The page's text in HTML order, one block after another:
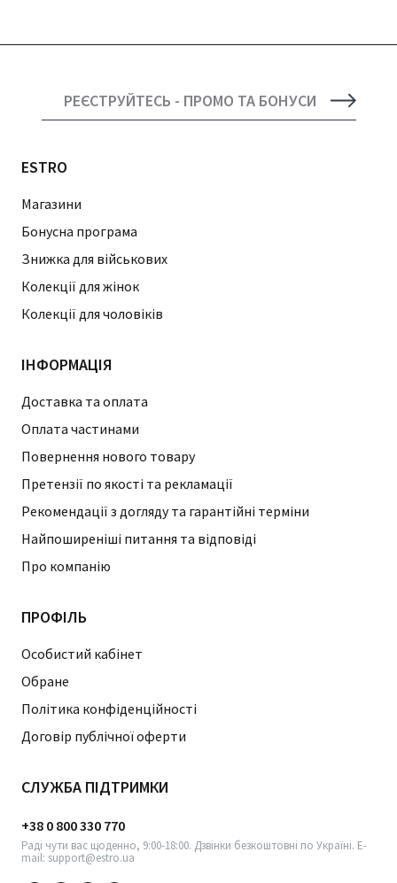
РЕЄСТРУЙТЕСЬ - ПРОМО ТА БОНУСИ
ESTRO
Магазини
Бонусна програма
Знижка для військових
Колекції для жінок
Колекції для чоловіків
ІНФОРМАЦІЯ
Доставка та оплата
Оплата частинами
Повернення нового товару
Претензії по якості та рекламації
Рекомендації з догляду та гарантійні терміни
Найпоширеніші питання та відповіді
Про компанію
ПРОФІЛЬ
Особистий кабінет
Обране
Політика конфіденційності
Договір публічної оферти
СЛУЖБА ПІДТРИМКИ
+38 0 800 330 770
Раді чути вас щоденно, 9:00-18:00. Дзвінки безкоштовні по Україні. E-
mail: support@estro.ua